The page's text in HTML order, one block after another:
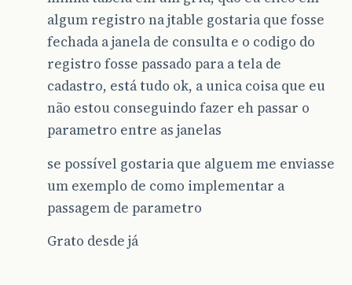
algum registro na jtable gostaria que fosse
fechada a janela de consulta e o codigo do
registro fosse passado para a tela de
cadastro, está tudo ok, a unica coisa que eu
não estou conseguindo fazer eh passar o
parametro entre as janelas
se possível gostaria que alguem me enviasse
um exemplo de como implementar a
passagem de parametro
Grato desde já